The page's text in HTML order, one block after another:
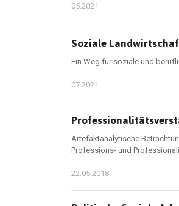
05.2021
Soziale
Ein Weg für soziale und
07.2021
Artefaktanalytische
Professions- und
22.05.2018